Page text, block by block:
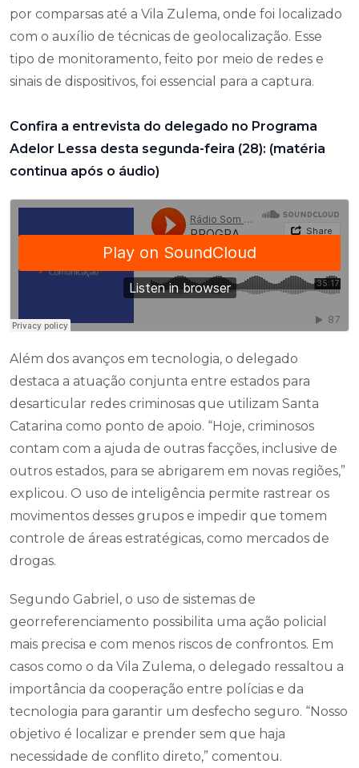
por comparsas até a Vila Zulema, onde foi localizado
com o auxílio de técnicas de geolocalização. Esse
tipo de monitoramento, feito por meio de redes e
sinais de dispositivos, foi essencial para a captura.
Confira a entrevista do delegado no Programa
Adelor Lessa desta segunda-feira (28): (matéria
continua após o áudio)
Além dos avanços em tecnologia, o delegado
destaca a atuação conjunta entre estados para
desarticular redes criminosas que utilizam Santa
Catarina como ponto de apoio. “Hoje, criminosos
contam com a ajuda de outras facções, inclusive de
outros estados, para se abrigarem em novas regiões,”
explicou. O uso de inteligência permite rastrear os
movimentos desses grupos e impedir que tomem
controle de áreas estratégicas, como mercados de
drogas.
Segundo Gabriel, o uso de sistemas de
georreferenciamento possibilita uma ação policial
mais precisa e com menos riscos de confrontos. Em
casos como o da Vila Zulema, o delegado ressaltou a
importância da cooperação entre polícias e da
tecnologia para garantir um desfecho seguro. “Nosso
objetivo é localizar e prender sem que haja
necessidade de conflito direto,” comentou.